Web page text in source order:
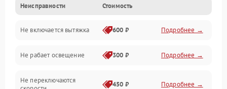
Вентиляция
Освещение
Механические повреждения
Электроника
Неисправности Стоимость
Не включается вытяжка 600 ₽ Подробнее →
Не рабает освещение 300 ₽ Подробнее →
Не переключаются
450 ₽ Подробнее →